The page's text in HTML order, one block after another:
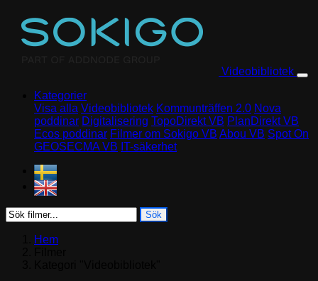
Videobibliotek
Kategorier
Visa alla Videobibliotek Kommunträffen 2.0 Nova
poddinar Digitalisering TopoDirekt VB PlanDirekt VB
Ecos poddinar Filmer om Sokigo VB Abou VB Spot On
GEOSECMA VB IT-säkerhet
Sök
Hem